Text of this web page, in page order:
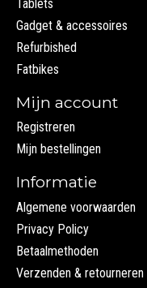
Tablets
Gadget & accessoires
Refurbished
Fatbikes
Mijn account
Registreren
Mijn bestellingen
Informatie
Algemene voorwaarden
Privacy Policy
Betaalmethoden
Verzenden & retourneren